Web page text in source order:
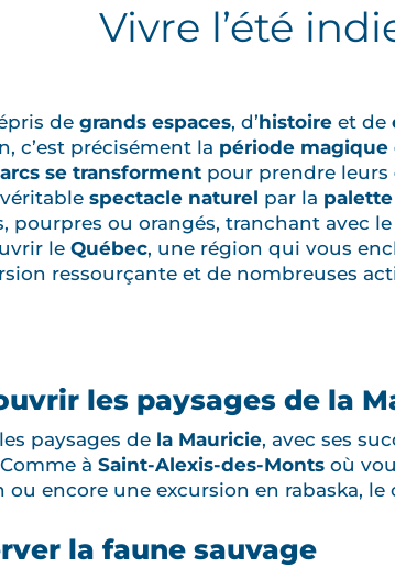
Vivre l’été
de grands espaces, d’histoire et de
c’est précisément la période magique
se transforment pour prendre leurs
spectacle naturel par la
pourpres ou orangés, tranchant avec
le Québec, une région qui vous
ressourçante et de nombreuses
les paysages de la
paysages de la Mauricie, avec ses
à Saint-Alexis-des-Monts où
ou encore une excursion en rabaska,
la faune sauvage